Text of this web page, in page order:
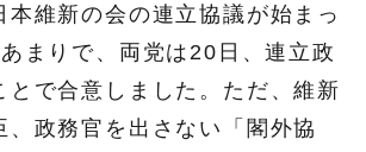
本維新の会の連立協議が始まっ
まりで、両党は20日、連立政
とで合意しました。ただ、維新
、政務官を出さない「閣外協